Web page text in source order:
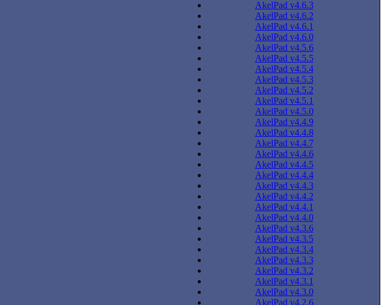
AkelPad v4.6.3
AkelPad v4.6.2
AkelPad v4.6.1
AkelPad v4.6.0
AkelPad v4.5.6
AkelPad v4.5.5
AkelPad v4.5.4
AkelPad v4.5.3
AkelPad v4.5.2
AkelPad v4.5.1
AkelPad v4.5.0
AkelPad v4.4.9
AkelPad v4.4.8
AkelPad v4.4.7
AkelPad v4.4.6
AkelPad v4.4.5
AkelPad v4.4.4
AkelPad v4.4.3
AkelPad v4.4.2
AkelPad v4.4.1
AkelPad v4.4.0
AkelPad v4.3.6
AkelPad v4.3.5
AkelPad v4.3.4
AkelPad v4.3.3
AkelPad v4.3.2
AkelPad v4.3.1
AkelPad v4.3.0
AkelPad v4.2.6